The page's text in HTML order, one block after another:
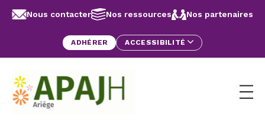
Aller au contenu
Nous contacter Nos ressources Nos partenaires
ADHÉRER ACCESSIBILITÉ
Panneau de gestion des cookies